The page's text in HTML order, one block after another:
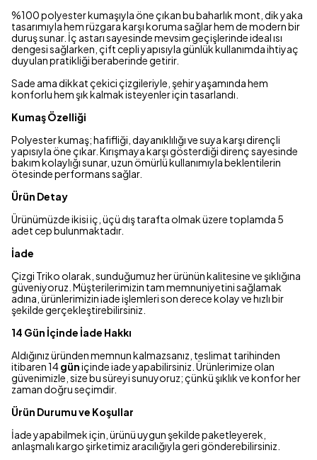
%100 polyester kumaşıyla öne çıkan bu baharlık mont, dik yaka
tasarımıyla hem rüzgara karşı koruma sağlar hem de modern bir
duruş sunar. İç astarı sayesinde mevsim geçişlerinde ideal ısı
dengesi sağlarken, çift cepli yapısıyla günlük kullanımda ihtiyaç
duyulan pratikliği beraberinde getirir.
Sade ama dikkat çekici çizgileriyle, şehir yaşamında hem
konforlu hem şık kalmak isteyenler için tasarlandı.
Kumaş Özelliği
Polyester kumaş; hafifliği, dayanıklılığı ve suya karşı dirençli
yapısıyla öne çıkar. Kırışmaya karşı gösterdiği direnç sayesinde
bakım kolaylığı sunar, uzun ömürlü kullanımıyla beklentilerin
ötesinde performans sağlar.
Ürün Detay
Ürünümüzde ikisi iç, üçü dış tarafta olmak üzere toplamda 5
adet cep bulunmaktadır.
İade
Çizgi Triko olarak, sunduğumuz her ürünün kalitesine ve şıklığına
güveniyoruz. Müşterilerimizin tam memnuniyetini sağlamak
adına, ürünlerimizin iade işlemleri son derece kolay ve hızlı bir
şekilde gerçekleştirebilirsiniz.
14 Gün İçinde İade Hakkı
Aldığınız üründen memnun kalmazsanız, teslimat tarihinden
itibaren 14güniçinde iade yapabilirsiniz. Ürünlerimize olan
güvenimizle, size bu süreyi sunuyoruz; çünkü şıklık ve konfor her
zaman doğru seçimdir.
Ürün Durumu ve Koşullar
İade yapabilmek için, ürünü uygun şekilde paketleyerek,
anlaşmalı kargo şirketimiz aracılığıyla geri gönderebilirsiniz.